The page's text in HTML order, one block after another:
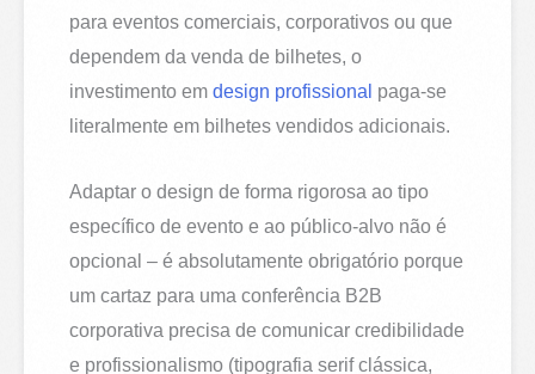
para eventos comerciais, corporativos ou que
dependem da venda de bilhetes, o
investimento emdesign profissional paga-se
literalmente em bilhetes vendidos adicionais.
Adaptar o design de forma rigorosa ao tipo
específico de evento e ao público-alvo não é
opcional – é absolutamente obrigatório porque
um cartaz para uma conferência B2B
corporativa precisa de comunicar credibilidade
e profissionalismo (tipografia serif clássica,